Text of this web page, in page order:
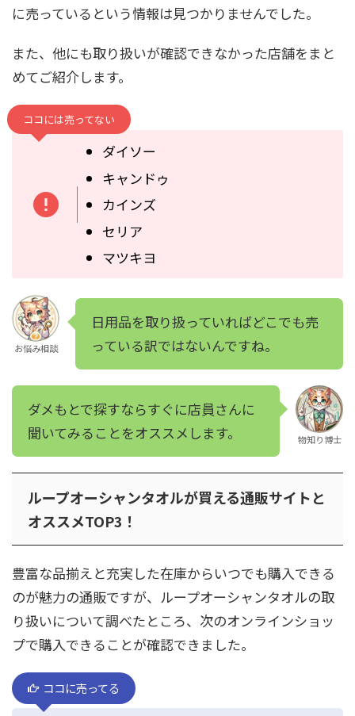
に売っているという情報は見つかりませんでした。
また、他にも取り扱いが確認できなかった店舗をまと
めてご紹介します。
ココには売ってない
ダイソー
キャンドゥ
カインズ
セリア
マツキヨ
お悩み相談
日用品を取り扱っていればどこでも売
っている訳ではないんですね。
ダメもとで探すならすぐに店員さんに
聞いてみることをオススメします。
物知り博士
ループオーシャンタオルが買える通販サイトと
オススメTOP3！
豊富な品揃えと充実した在庫からいつでも購入できる
のが魅力の通販ですが、ループオーシャンタオルの取
り扱いについて調べたところ、次のオンラインショッ
プで購入できることが確認できました。
ココに売ってる